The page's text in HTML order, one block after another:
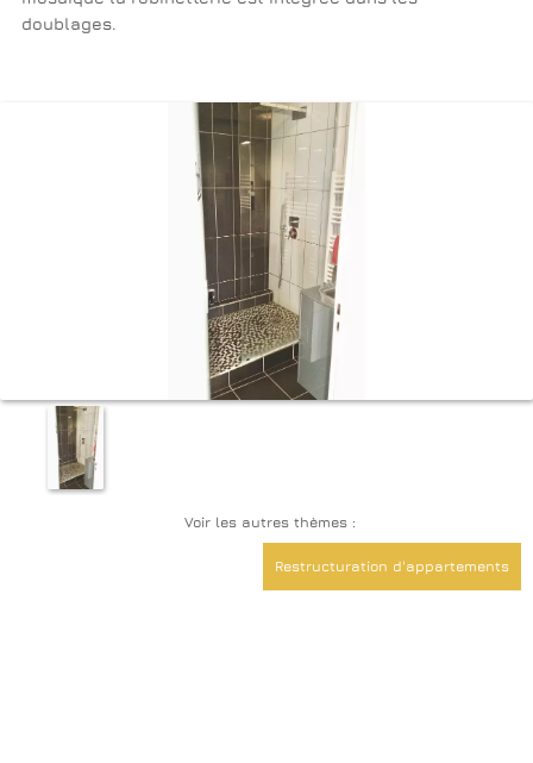
Voir les autres thèmes :
Restructuration d'appartements
doublages.